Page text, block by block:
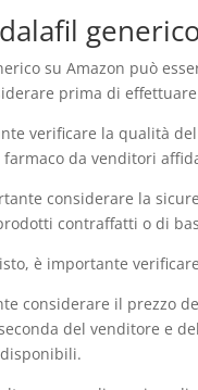
su Amazon può
prima di effettuare
verificare la qualità
da venditori
considerare la
contraffatti o di
è importante
considerare il prezzo
del venditore e